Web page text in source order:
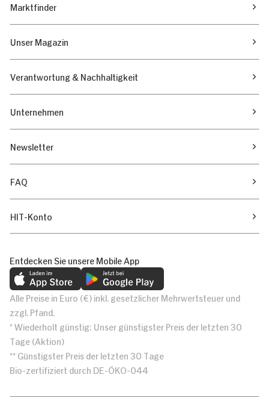
Marktfinder
Unser Magazin
Verantwortung & Nachhaltigkeit
Unternehmen
Newsletter
FAQ
HIT-Konto
Entdecken Sie unsere Mobile App
Alle Preise in Euro (€) inkl. gesetzlicher Mehrwertsteuer und
zzgl. Pfand.
* Wiederholt günstig: Unser günstigster Preis der letzten 30
Tage (Aktion)
** Günstigster Preis der letzten 30 Tage
Bio-zertifiziert durch DE-ÖKO-044